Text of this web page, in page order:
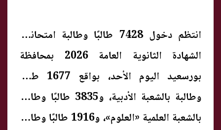
انتظم دخول 7428 طالبًا وطالبة امتحانات
الشهادة الثانوية العامة 2026 بمحافظة
بورسعيد اليوم الأحد، بواقع 1677 طالبًا
وطالبة بالشعبة الأدبية، و3835 طالبًا وطالبة
بالشعبة العلمية «العلوم»، و1916 طالبًا وطالبة